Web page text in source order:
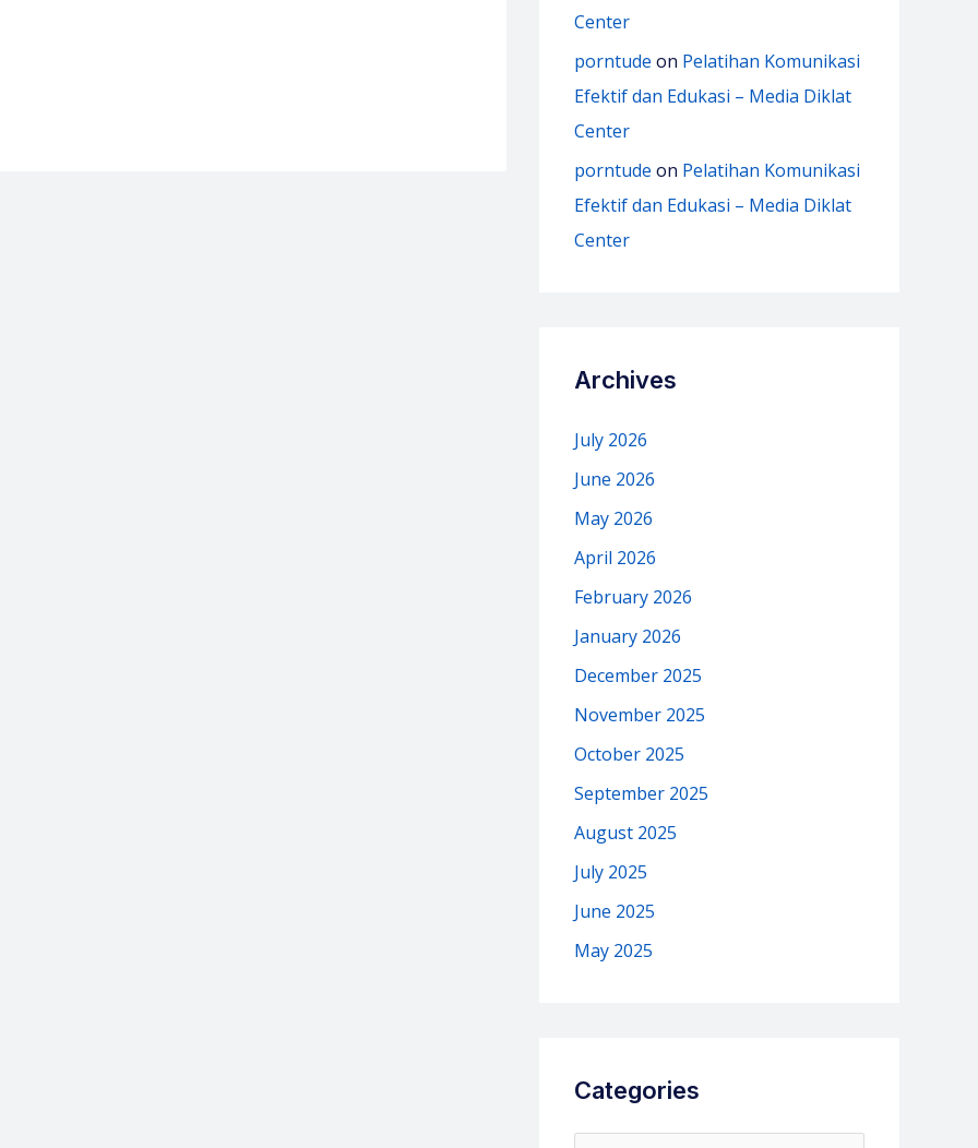
Center
porntude on Pelatihan Komunikasi
Efektif dan Edukasi – Media Diklat
Center
porntude on Pelatihan Komunikasi
Efektif dan Edukasi – Media Diklat
Center
Archives
July 2026
June 2026
May 2026
April 2026
February 2026
January 2026
December 2025
November 2025
October 2025
September 2025
August 2025
July 2025
June 2025
May 2025
Categories